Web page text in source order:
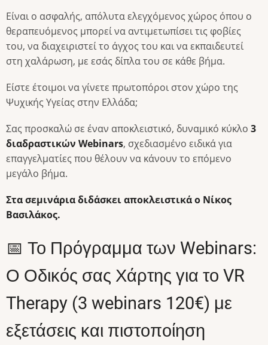
Είναι ο ασφαλής, απόλυτα ελεγχόμενος χώρος όπου ο
θεραπευόμενος μπορεί να αντιμετωπίσει τις φοβίες
του, να διαχειριστεί το άγχος του και να εκπαιδευτεί
στη χαλάρωση, με εσάς δίπλα του σε κάθε βήμα.
Είστε έτοιμοι να γίνετε πρωτοπόροι στον χώρο της
Ψυχικής Υγείας στην Ελλάδα;
Σας προσκαλώ σε έναν αποκλειστικό, δυναμικό κύκλο 3
διαδραστικών Webinars, σχεδιασμένο ειδικά για
επαγγελματίες που θέλουν να κάνουν το επόμενο
μεγάλο βήμα.
Στα σεμινάρια διδάσκει αποκλειστικά ο Νίκος
Βασιλάκος.
📅 Το Πρόγραμμα των Webinars:
Ο Οδικός σας Χάρτης για το VR
Therapy (3 webinars 120€) με
εξετάσεις και πιστοποίηση